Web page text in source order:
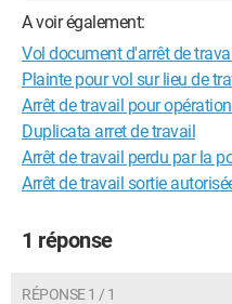
A voir également:
Vol document d'arrêt de
Plainte pour vol sur lieu de
Arrêt de travail pour
Duplicata arret de travail
Arrêt de travail perdu par la
Arrêt de travail sortie
1 réponse
RÉPONSE 1 / 1